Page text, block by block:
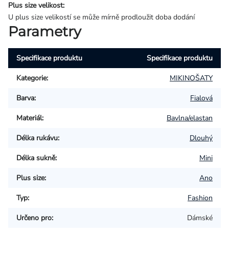
Plus size velikost:
U plus size velikostí se může mírně prodloužit doba dodání
Parametry
Specifikace produktu Specifikace produktu
Kategorie: MIKINOŠATY
Barva: Fialová
Materiál: Bavlna/elastan
Délka rukávu: Dlouhý
Délka sukně: Mini
Plus size: Ano
Typ: Fashion
Určeno pro: Dámské